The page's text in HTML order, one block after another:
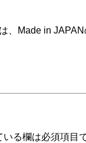
、Made in
いる欄は必須項目